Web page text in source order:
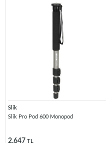
Slik
Slik Pro Pod 600 Monopod
2.647 TL